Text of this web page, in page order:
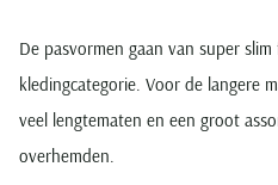
De pasvormen gaan van super
kledingcategorie. Voor de langere
veel lengtematen en een groot
overhemden.